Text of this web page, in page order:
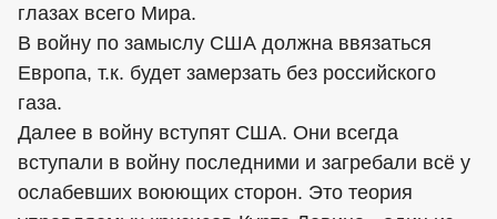
глазах всего Мира.
В войну по замыслу США должна ввязаться
Европа, т.к. будет замерзать без российского
газа.
Далее в войну вступят США. Они всегда
вступали в войну последними и загребали всё у
ослабевших воюющих сторон. Это теория